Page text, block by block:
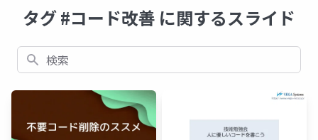
タグ #コード改善 に関するスライド
検索